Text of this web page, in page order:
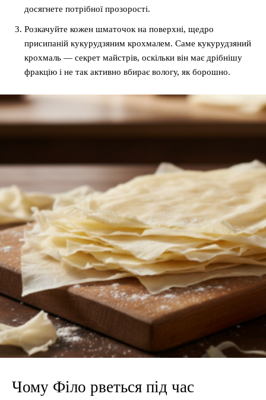
досягнете потрібної прозорості.
Розкачуйте кожен шматочок на поверхні, щедро
присипаній кукурудзяним крохмалем. Саме кукурудзяний
крохмаль — секрет майстрів, оскільки він має дрібнішу
фракцію і не так активно вбирає вологу, як борошно.
Чому Філо рветься під час